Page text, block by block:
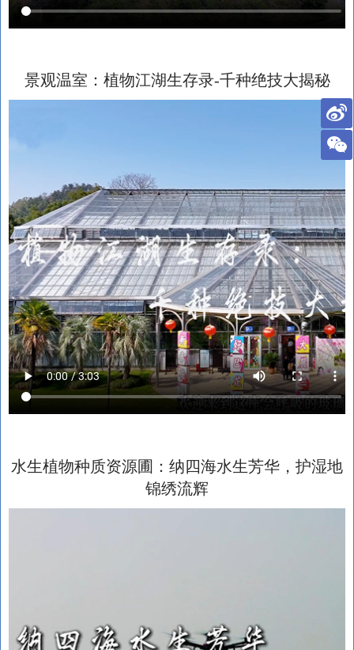
景观温室：植物江湖生存录-千种绝技大揭秘
水生植物种质资源圃：纳四海水生芳华，护湿地
锦绣流辉